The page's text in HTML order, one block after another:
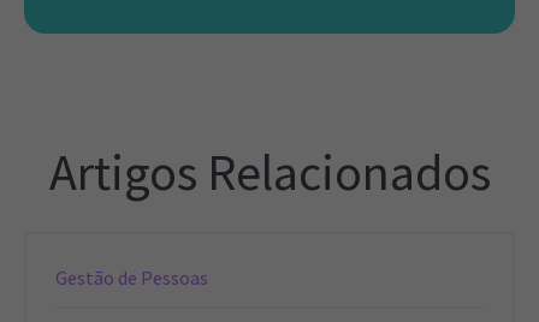
Artigos Relacionados
Gestão de Pessoas